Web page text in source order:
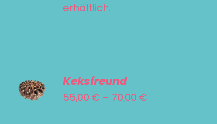
erhältlich.
WÄHLEN
DIESES
/
Keksfreund
55,00 € – 70,00 €
55,00 €